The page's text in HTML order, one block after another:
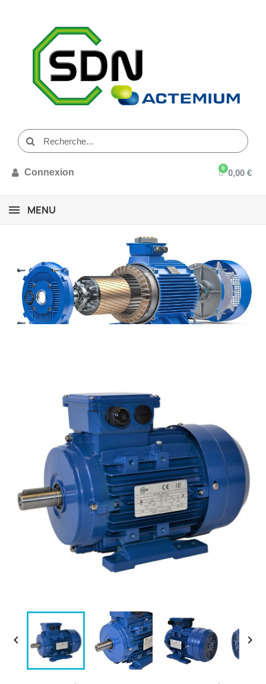
Connexion 0,00 €
MENU
 